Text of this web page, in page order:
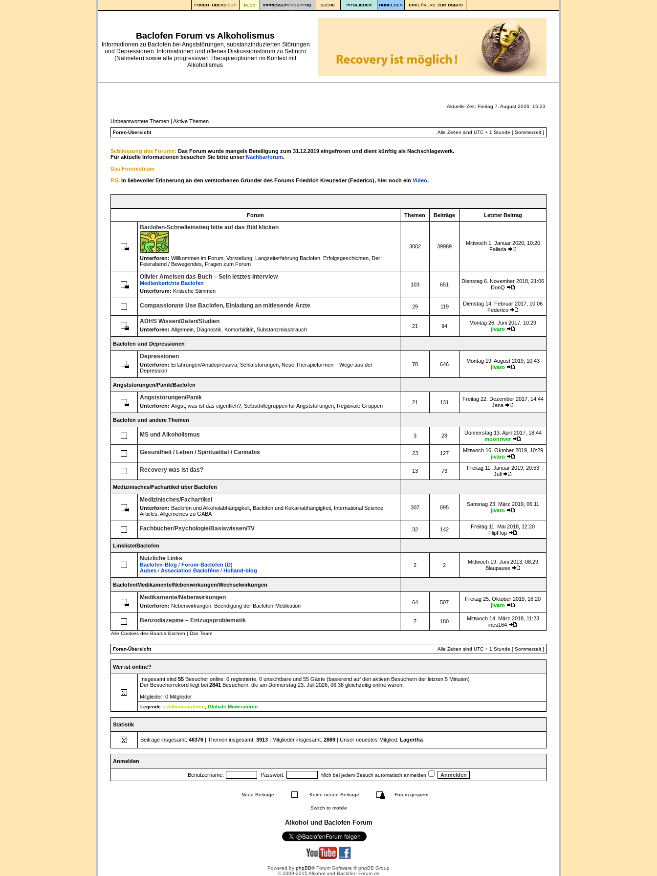
Baclofen Forum vs Alkoholismus
Informationen zu Baclofen bei Angststörungen, substanzinduzierten Störungen
und Depressionen. Informationen und offenes Diskussionsforum zu Selincro
(Nalmefen) sowie alle progressiven Therapieoptionen im Kontext mit
Alkoholismus
Aktuelle Zeit: Freitag 7. August 2026, 15:23
Unbeantwortete Themen | Aktive Themen
Foren-Übersicht Alle Zeiten sind UTC + 1 Stunde [ Sommerzeit ]
Schliessung des Forums: Das Forum wurde mangels Beteiligung zum 31.12.2019 eingefroren und dient künftig als Nachschlagewerk.
Für aktuelle Informationen besuchen Sie bitte unserNachbarforum.
Das Forumsteam
P.S. In liebevoller Erinnerung an den verstorbenen Gründer des Forums Friedrich Kreuzeder (Federico), hier noch ein Video.
Forum Themen Beiträge Letzter Beitrag
Baclofen-Schnelleinstieg bitte auf das Bild klicken
Unterforen: Willkommen im Forum Vorstellung Langzeiterfahrung Baclofen Erfolgsgeschichten Der
Feierabend / Bewegendes Fragen zum Forum
3002 39989
Mittwoch 1. Januar 2020, 10:20
Fallada
Olivier Ameisen das Buch – Sein letztes Interview
Medienberichte Baclofen
Unterforum: Kritische Stimmen
103 651
Dienstag 6. November 2018, 21:06
DonQ
Compassionate Use Baclofen, Einladung an mitlesende Ärzte 29 119
Dienstag 14. Februar 2017, 10:06
Federico
ADHS Wissen/Daten/Studien
Unterforen: Allgemein Diagnostik Komorbidität Substanzmissbrauch
21 94
Montag 26. Juni 2017, 10:29
jivaro
Baclofen und Depressionen
Depressionen
Unterforen: Erfahrungen/Antidepressiva Schlafstörungen Neue Therapieformen – Wege aus der
Depression
78 646
Montag 19. August 2019, 10:43
jivaro
Angststörungen/Panik/Baclofen
Angststörungen/Panik
Unterforen: Angst, was ist das eigentlich? Selbsthilfegruppen für Angststörungen Regionale Gruppen
21 131
Freitag 22. Dezember 2017, 14:44
Jana
Baclofen und andere Themen
MS und Alkoholismus 3 28
Donnerstag 13. April 2017, 18:44
moonriver
Gesundheit / Leben / Spiritualität / Cannabis 23 127
Mittwoch 16. Oktober 2019, 10:29
jivaro
Recovery was ist das? 13 73
Freitag 11. Januar 2019, 20:53
Juli
Medizinisches/Fachartikel über Baclofen
Medizinisches/Fachartikel
Unterforen: Baclofen und Alkoholabhängigkeit Baclofen und Kokainabhängigkeit International Science
Articles Allgemeines zu GABA
307 895
Samstag 23. März 2019, 06:11
jivaro
Fachbücher/Psychologie/Basiswissen/TV 32 142
Freitag 11. Mai 2018, 12:20
FlipFlop
Linkliste/Baclofen
Nützliche Links
Baclofen-Blog / Forum-Baclofen (D)
Aubes / Association Baclofène / Holland-blog
2 2
Mittwoch 19. Juni 2013, 08:29
Blaupause
Baclofen/Medikamente/Nebenwirkungen/Wechselwirkungen
Medikamente/Nebenwirkungen
Unterforen: Nebenwirkungen Beendigung der Baclofen-Medikation
64 507
Freitag 25. Oktober 2019, 16:20
jivaro
Benzodiazepine – Entzugsproblematik 7 180
Mittwoch 14. März 2018, 11:23
ines164
Alle Cookies des Boards löschen | Das Team
Foren-Übersicht Alle Zeiten sind UTC + 1 Stunde [ Sommerzeit ]
Wer ist online?
Insgesamt sind 55 Besucher online: 0 registrierte, 0 unsichtbare und 55 Gäste (basierend auf den aktiven Besuchern der letzten 5 Minuten)
Der Besucherrekord liegt bei 2841 Besuchern, die am Donnerstag 23. Juli 2026, 06:38 gleichzeitig online waren.
Mitglieder: 0 Mitglieder
Legende :: Administratoren Globale Moderatoren
Statistik
Beiträge insgesamt: 46376 | Themen insgesamt: 3913 | Mitglieder insgesamt: 2869 | Unser neuestes Mitglied: Lagertha
Anmelden
Benutzername: Passwort: Mich bei jedem Besuch automatisch anmelden
Neue Beiträge Keine neuen Beiträge Forum gesperrt
Switch to mobile
Alkohol und Baclofen Forum
Powered by phpBB® Forum Software © phpBB Group
© 2009-2015 Alkohol und Baclofen Forum.de